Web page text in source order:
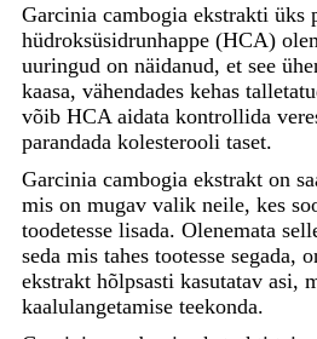
Garcinia cambogia ekstrakti üks
hüdroksüsidrunhappe (HCA)
uuringud on näidanud, et see
kaasa, vähendades kehas
võib HCA aidata kontrollida
parandada kolesterooli taset.
Garcinia cambogia ekstrakt on
mis on mugav valik neile, kes
toodetesse lisada. Olenemata
seda mis tahes tootesse segada,
ekstrakt hõlpsasti kasutatav asi,
kaalulangetamise teekonda.